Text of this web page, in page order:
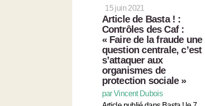
15 juin 2021
Article de Basta ! :
Contrôles des Caf :
« Faire de la fraude une
question centrale, c’est
s’attaquer aux
organismes de
protection sociale »
par Vincent Dubois